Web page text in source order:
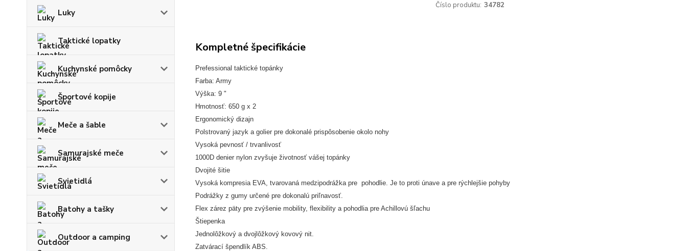
Luky
Taktické lopatky
Kuchynské pomôcky
Športové kopije
Meče a šable
Samurajské meče
Svietidlá
Batohy a tašky
Outdoor a camping
Číslo produktu: 34782
Kompletné špecifikácie
Prefessional taktické topánky
Farba: Army
Výška: 9 "
Hmotnosť: 650 g x 2
Ergonomický dizajn
Polstrovaný jazyk a golier pre dokonalé prispôsobenie okolo nohy
Vysoká pevnosť / trvanlivosť
1000D denier nylon zvyšuje životnosť vášej topánky
Dvojité šitie
Vysoká kompresia EVA, tvarovaná medzipodrážka pre pohodlie. Je to proti únave a pre rýchlejšie pohyby
Podrážky z gumy určené pre dokonalú priľnavosť.
Flex zárez päty pre zvýšenie mobility, flexibility a pohodlia pre Achillovú šľachu
Štiepenka
Jednolôžkový a dvojlôžkový kovový nit.
Zatvárací špendlík ABS.